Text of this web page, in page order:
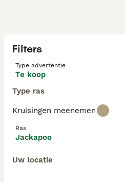
Filters
Type advertentie
Te koop
Type ras
Kruisingen meenemen
Ras
Jackapoo
Uw locatie